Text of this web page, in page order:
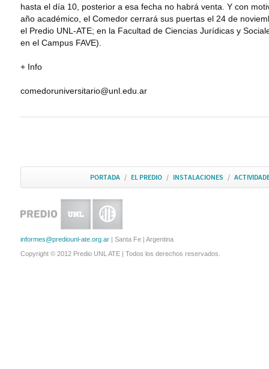
hasta el día 10, posterior a esa fecha no habrá venta. Y con
año académico, el Comedor cerrará sus puertas el 24 de
el Predio UNL-ATE; en la Facultad de Ciencias Jurídicas y
en el Campus FAVE).
+ Info
comedoruniversitario@unl.edu.ar
PORTADA / EL PREDIO / INSTALACIONES /
informes@prediounl-ate.org.ar | Santa Fe | Argentina
Copyright © 2012 Predio UNL ATE | Todos los derechos reservados.